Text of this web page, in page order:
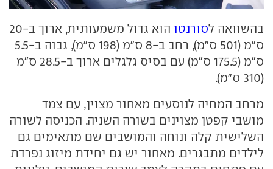
בהשוואה לסורנטו
הוא גדול משמעותית, ארוך ב-20
ס"מ (501 ס"מ), רחב ב-8 ס"מ (198 ס"מ), גבוה ב-5.5
ס"מ (175.5 ס"מ) עם בסיס גלגלים ארוך ב-28.5 ס"מ
(310 ס"מ).
מרחב המחיה לנוסעים מאחור מצוין, עם צמד
מושבי קפטן מצוינים בשורה השניה. הכניסה לשורה
השלישית קלה ונוחה והמושבים שם מתאימים גם
לילדים מתבגרים. מאחור יש גם יחידת מיזוג נפרדת